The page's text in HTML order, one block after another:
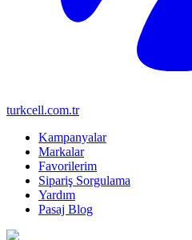
turkcell.com.tr
Kampanyalar
Markalar
Favorilerim
Sipariş Sorgulama
Yardım
Pasaj Blog